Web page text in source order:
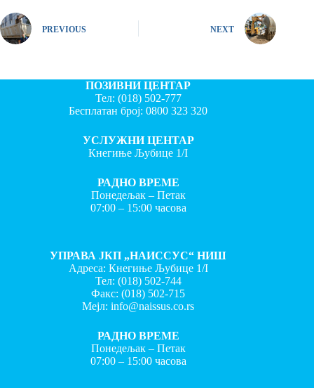
PREVIOUS NEXT
ПОЗИВНИ ЦЕНТАР
Тел: (018) 502-777
Бесплатан број:0800 323 320
УСЛУЖНИ ЦЕНТАР
Кнегиње Љубице 1/I
РАДНО ВРЕМЕ
Понедељак – Петак
07:00 – 15:00 часова
УПРАВА ЈКП „НАИССУС“ НИШ
Адреса: Кнегиње Љубице 1/I
Тел: (018) 502-744
Факс:(018) 502-715
Мејл:info@naissus.co.rs
РАДНО ВРЕМЕ
Понедељак – Петак
07:00 – 15:00 часова